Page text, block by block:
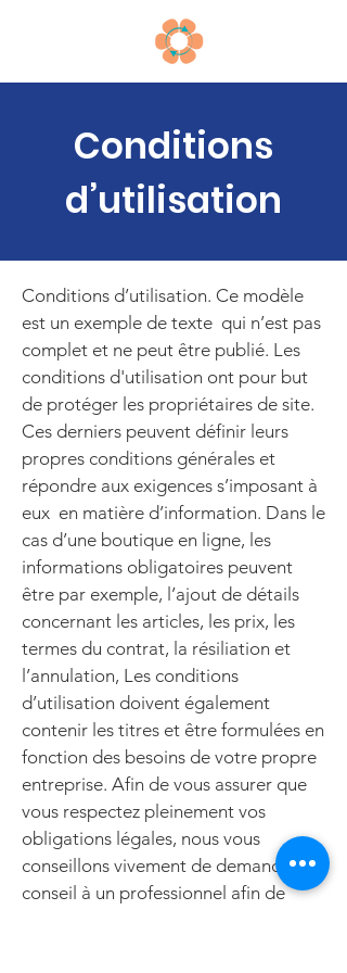
Conditions
d’utilisation
Conditions d’utilisation. Ce modèle
est un exemple de texte qui n’est pas
complet et ne peut être publié. Les
conditions d'utilisation ont pour but
de protéger les propriétaires de site.
Ces derniers peuvent définir leurs
propres conditions générales et
répondre aux exigences s’imposant à
eux en matière d’information. Dans le
cas d’une boutique en ligne, les
informations obligatoires peuvent
être par exemple, l’ajout de détails
concernant les articles, les prix, les
termes du contrat, la résiliation et
l’annulation, Les conditions
d’utilisation doivent également
contenir les titres et être formulées en
fonction des besoins de votre propre
entreprise. Afin de vous assurer que
vous respectez pleinement vos
obligations légales, nous vous
conseillons vivement de demander
conseil à un professionnel afin de